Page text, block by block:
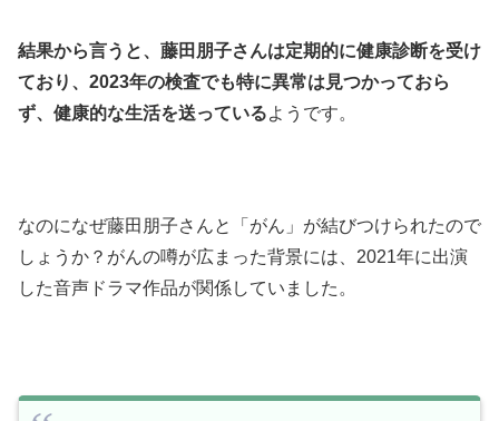
結果から言うと、藤田朋子さんは定期的に健康診断を受け
ており、2023年の検査でも特に異常は見つかっておら
ず、健康的な生活を送っているようです。
なのになぜ藤田朋子さんと「がん」が結びつけられたので
しょうか？がんの噂が広まった背景には、2021年に出演
した音声ドラマ作品が関係していました。